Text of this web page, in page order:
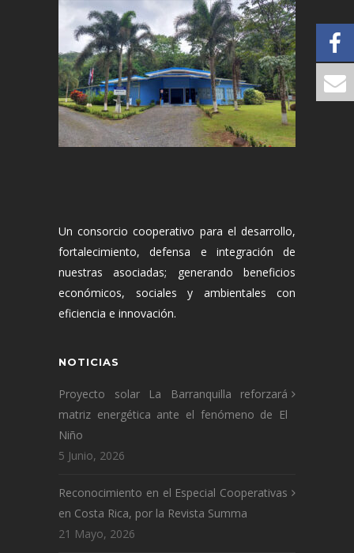
Un consorcio cooperativo para el desarrollo,
fortalecimiento, defensa e integración de
nuestras asociadas; generando beneficios
económicos, sociales y ambientales con
eficiencia e innovación.
NOTICIAS
Proyecto solar La Barranquilla reforzará
matriz energética ante el fenómeno de El
Niño
5 Junio, 2026
Reconocimiento en el Especial Cooperativas
en Costa Rica, por la Revista Summa
21 Mayo, 2026